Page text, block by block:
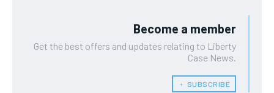
Become a member
Get the best offers and updates relating to Liberty
Case News.
﹢ SUBSCRIBE